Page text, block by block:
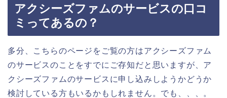
アクシーズファムのサービスの口コ
ミってあるの？
多分、こちらのページをご覧の方はアクシーズファム
のサービスのことをすでにご存知だと思いますが、ア
クシーズファムのサービスに申し込みしようかどうか
検討している方もいるかもしれません。でも、、、。